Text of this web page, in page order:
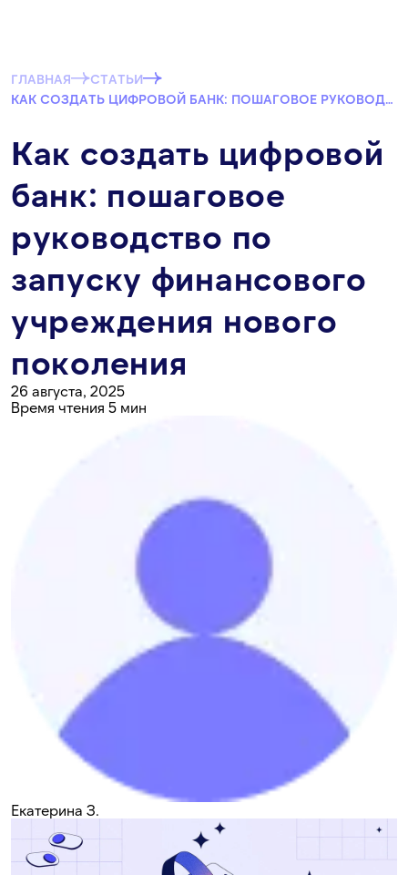
ГЛАВНАЯ
СТАТЬИ
КАК СОЗДАТЬ ЦИФРОВОЙ БАНК: ПОШАГОВОЕ РУКОВОДСТВО ПО ЗАПУСКУ ФИНАНСОВОГО УЧРЕЖДЕНИЯ НОВОГО ПОКОЛЕНИЯ
Как создать цифровой
банк: пошаговое
руководство по
запуску финансового
учреждения нового
поколения
26 августа, 2025
Время чтения 5 мин
Екатерина З.